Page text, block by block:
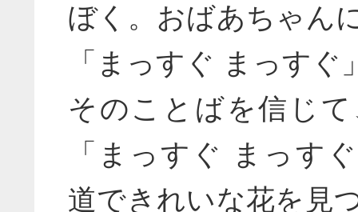
ぼく。おばあちゃん
「まっすぐ まっすぐ
そのことばを信じ
「まっすぐ まっす
道できれいな花を見